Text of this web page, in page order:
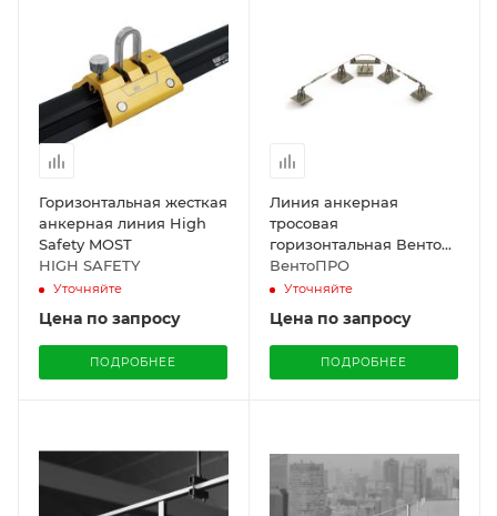
Горизонтальная жесткая
анкерная линия High
Safety MOST
HIGH SAFETY
Уточняйте
Цена по запросу
ПОДРОБНЕЕ
Линия анкерная
тросовая
горизонтальная Венто
Трослайн
ВентоПРО
Уточняйте
Цена по запросу
ПОДРОБНЕЕ